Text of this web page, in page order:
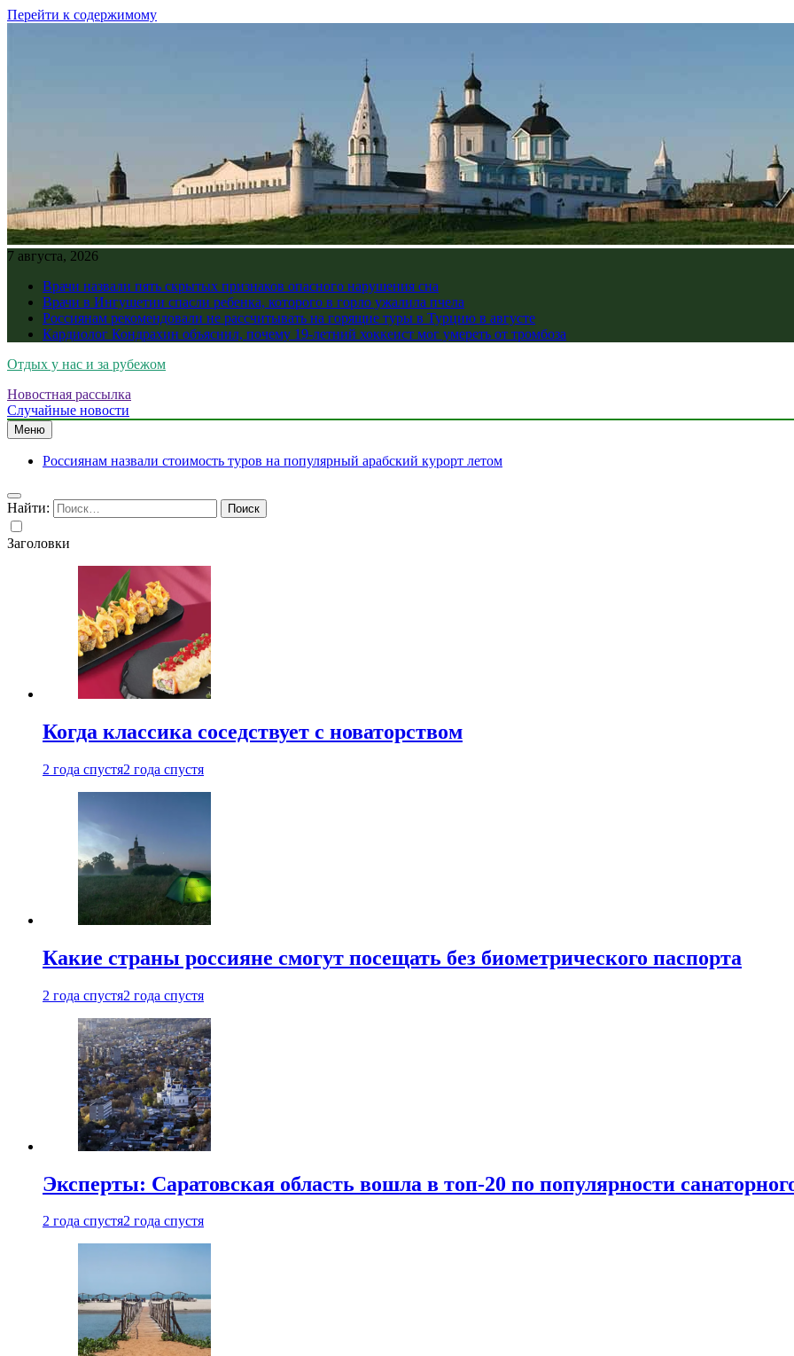
Перейти к содержимому
7 августа, 2026
Врачи назвали пять скрытых признаков опасного нарушения сна
Врачи в Ингушетии спасли ребенка, которого в горло ужалила пчела
Россиянам рекомендовали не рассчитывать на горящие туры в Турцию в августе
Кардиолог Кондрахин объяснил, почему 19-летний хоккеист мог умереть от тромбоза
Отдых у нас и за рубежом
Новостная рассылка
Случайные новости
Меню
Россиянам назвали стоимость туров на популярный арабский курорт летом
Найти:
Заголовки
Когда классика соседствует с новаторством
2 года спустя2 года спустя
Какие страны россияне смогут посещать без биометрического паспорта
2 года спустя2 года спустя
Эксперты: Саратовская область вошла в топ-20 по популярности
2 года спустя2 года спустя